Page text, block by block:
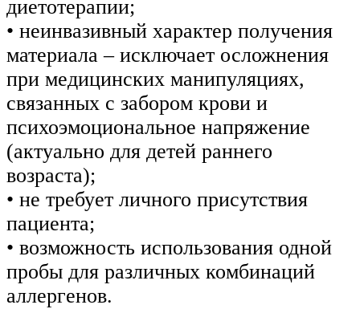
диетотерапии;
• неинвазивный характер получения
материала – исключает осложнения
при медицинских манипуляциях,
связанных с забором крови и
психоэмоциональное напряжение
(актуально для детей раннего
возраста);
• не требует личного присутствия
пациента;
• возможность использования одной
пробы для различных комбинаций
аллергенов.